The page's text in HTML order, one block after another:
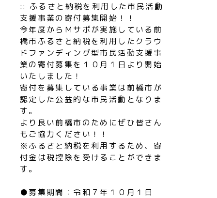
:: ふるさと納税を利用した市民活動
支援事業の寄付募集開始！！
今年度からＭサポが実施している前
橋市ふるさと納税を利用したクラウ
ドファンディング型市民活動支援事
業の寄付募集を１０月１日より開始
いたしました！
寄付を募集している事業は前橋市が
認定した公益的な市民活動となりま
す。
より良い前橋市のためにぜひ皆さん
もご協力ください！！
※ふるさと納税を利用するため、寄
付金は税控除を受けることができま
す。
●募集期間：令和７年１０月１日